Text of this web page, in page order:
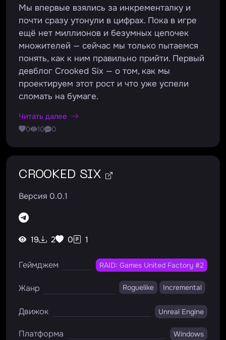
Мы впервые взялись за инкременталку и
почти сразу утонули в цифрах. Пока в игре
ещё нет миллионов и безумных цепочек
множителей — сейчас мы только пытаемся
понять, как к ним правильно прийти. Первый
девблог Crooked Six — о том, как мы
проектируем этот рост и что уже успели
сломать на бумаге.
Читать далее
0 10 0
CROOKED SIX
Версия 0.0.1
19 2 0 1
Геймджем RAID: Games United Factory #2
Жанр Roguelike Incremental
Движок Unreal Engine
Платформа Windows